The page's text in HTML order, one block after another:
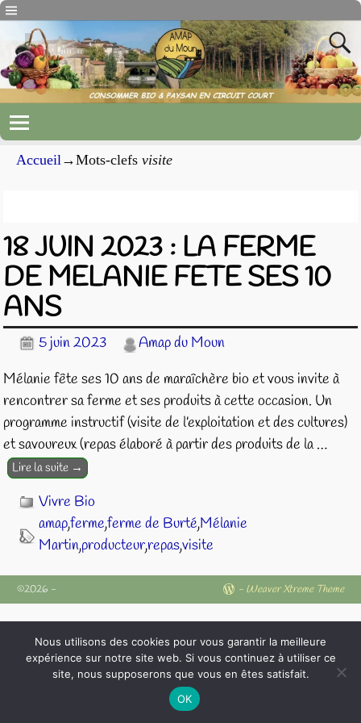
Accueil→Mots-clefs visite
18 JUIN 2023 : LA FERME
DE MELANIE FETE SES 10
ANS
5 juin 2023
Amap du Moun
Mélanie fête ses 10 ans de maraîchère bio et vous invite à
rencontrer sa ferme et ses produits à cette occasion. Un
programme instructif (visite de l’exploitation et des cultures)
et savoureux (repas élaboré à partir des produits de la…
Lire la suite →
Vivre Bio
amap,ferme,ferme de Burté,Mélanie
Martin,producteur,repas,visite
©2026 - - Weaver Xtreme Theme
Nous utilisons des cookies pour vous garantir la meilleure
expérience sur notre site web. Si vous continuez à utiliser ce
site, nous supposerons que vous en êtes satisfait.
OK